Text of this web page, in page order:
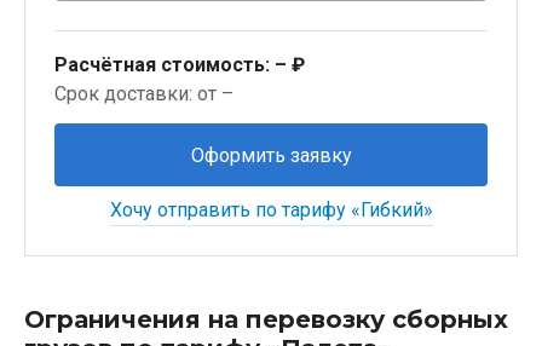
Расчётная стоимость: – ₽
Срок доставки: от –
Оформить заявку
Хочу отправить по тарифу «Гибкий»
Ограничения на перевозку сборных